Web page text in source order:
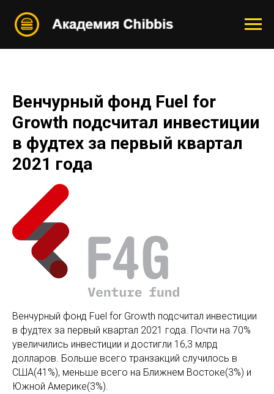
Венчурный фонд Fuel for
Growth подсчитал инвестиции
в фудтех за первый квартал
2021 года
Венчурный фонд Fuel for Growth подсчитал инвестиции
в фудтех за первый квартал 2021 года. Почти на 70%
увеличились инвестиции и достигли 16,3 млрд
долларов. Больше всего транзакций случилось в
США(41%), меньше всего на Ближнем Востоке(3%) и
Южной Америке(3%).